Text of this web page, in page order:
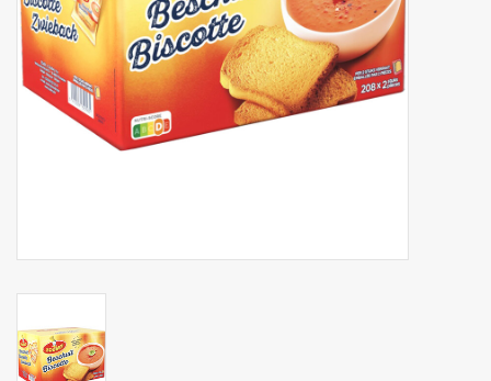
Snoeppot-Snoep
Kassarollen
Cleaning-producten
Verpakking